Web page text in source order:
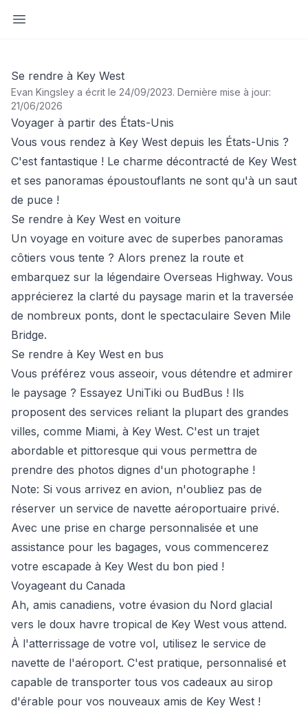
Ouvrir la barre latérale
Se rendre à Key West
Evan Kingsley a écrit le 24/09/2023. Dernière mise à jour:
21/06/2026
Voyager à partir des États-Unis
Vous vous rendez à Key West depuis les États-Unis ?
C'est fantastique ! Le charme décontracté de Key West
et ses panoramas époustouflants ne sont qu'à un saut
de puce !
Se rendre à Key West en voiture
Un voyage en voiture avec de superbes panoramas
côtiers vous tente ? Alors prenez la route et
embarquez sur la légendaire Overseas Highway. Vous
apprécierez la clarté du paysage marin et la traversée
de nombreux ponts, dont le spectaculaire Seven Mile
Bridge.
Se rendre à Key West en bus
Vous préférez vous asseoir, vous détendre et admirer
le paysage ? Essayez UniTiki ou BudBus ! Ils
proposent des services reliant la plupart des grandes
villes, comme Miami, à Key West. C'est un trajet
abordable et pittoresque qui vous permettra de
prendre des photos dignes d'un photographe !
Note: Si vous arrivez en avion, n'oubliez pas de
réserver un service de navette aéroportuaire privé.
Avec une prise en charge personnalisée et une
assistance pour les bagages, vous commencerez
votre escapade à Key West du bon pied !
Voyageant du Canada
Ah, amis canadiens, votre évasion du Nord glacial
vers le doux havre tropical de Key West vous attend.
À l'atterrissage de votre vol, utilisez le service de
navette de l'aéroport. C'est pratique, personnalisé et
capable de transporter tous vos cadeaux au sirop
d'érable pour vos nouveaux amis de Key West !